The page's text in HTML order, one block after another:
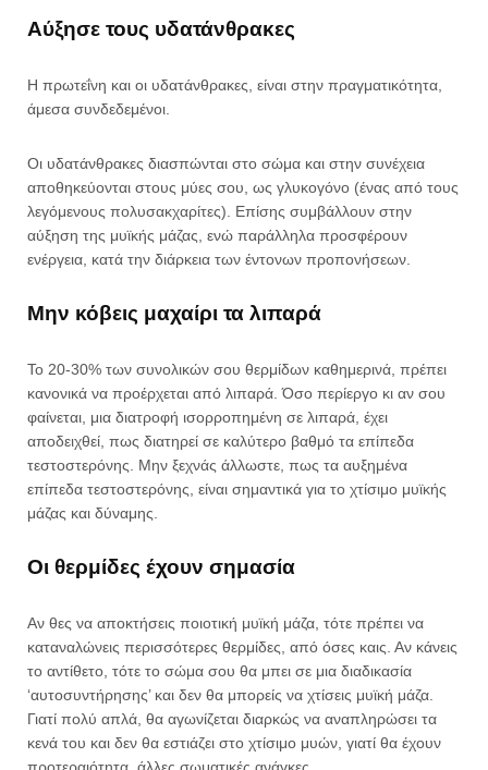
Αύξησε τους υδατάνθρακες
Η πρωτεΐνη και οι υδατάνθρακες, είναι στην πραγματικότητα,
άμεσα συνδεδεμένοι.
Οι υδατάνθρακες διασπώνται στο σώμα και στην συνέχεια
αποθηκεύονται στους μύες σου, ως γλυκογόνο (ένας από τους
λεγόμενους πολυσακχαρίτες). Επίσης συμβάλλουν στην
αύξηση της μυϊκής μάζας, ενώ παράλληλα προσφέρουν
ενέργεια, κατά την διάρκεια των έντονων προπονήσεων.
Μην κόβεις μαχαίρι τα λιπαρά
Το 20-30% των συνολικών σου θερμίδων καθημερινά, πρέπει
κανονικά να προέρχεται από λιπαρά. Όσο περίεργο κι αν σου
φαίνεται, μια διατροφή ισορροπημένη σε λιπαρά, έχει
αποδειχθεί, πως διατηρεί σε καλύτερο βαθμό τα επίπεδα
τεστοστερόνης. Μην ξεχνάς άλλωστε, πως τα αυξημένα
επίπεδα τεστοστερόνης, είναι σημαντικά για το χτίσιμο μυϊκής
μάζας και δύναμης.
Οι θερμίδες έχουν σημασία
Αν θες να αποκτήσεις ποιοτική μυϊκή μάζα, τότε πρέπει να
καταναλώνεις περισσότερες θερμίδες, από όσες καις. Αν κάνεις
το αντίθετο, τότε το σώμα σου θα μπει σε μια διαδικασία
‘αυτοσυντήρησης’ και δεν θα μπορείς να χτίσεις μυϊκή μάζα.
Γιατί πολύ απλά, θα αγωνίζεται διαρκώς να αναπληρώσει τα
κενά του και δεν θα εστιάζει στο χτίσιμο μυών, γιατί θα έχουν